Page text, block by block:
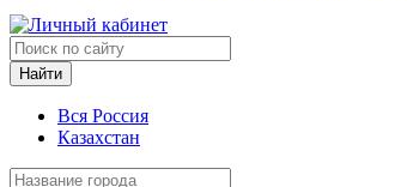
Найти
Вся Россия
Казахстан